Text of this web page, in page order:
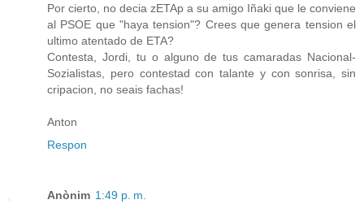
Por cierto, no decia zETAp a su amigo Iñaki que le conviene
al PSOE que "haya tension"? Crees que genera tension el
ultimo atentado de ETA?
Contesta, Jordi, tu o alguno de tus camaradas Nacional-
Sozialistas, pero contestad con talante y con sonrisa, sin
cripacion, no seais fachas!
Anton
Respon
Anònim 1:49 p. m.